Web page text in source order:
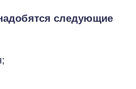
следующие